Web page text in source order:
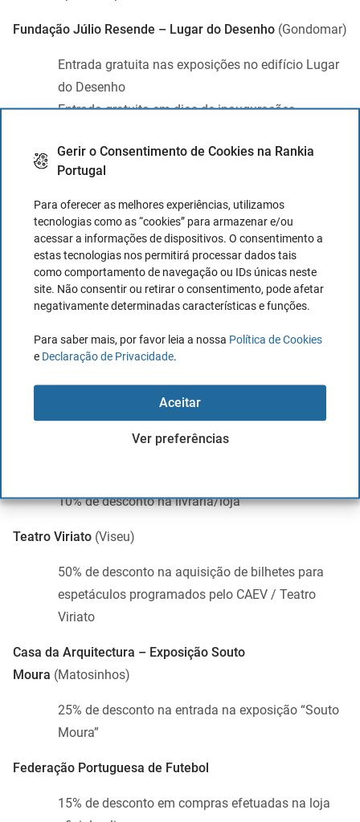
Gerir o Consentimento de Cookies na Rankia
Portugal
Para oferecer as melhores experiências, utilizamos
tecnologias como as “cookies” para armazenar e/ou
acessar a informações de dispositivos. O consentimento a
estas tecnologias nos permitirá processar dados tais
como comportamento de navegação ou IDs únicas neste
site. Não consentir ou retirar o consentimento, pode afetar
negativamente determinadas características e funções.
Para saber mais, por favor leia a nossa Política de Cookies
e Declaração de Privacidade
Aceitar
Ver preferências
Fundação Júlio Resende – Lugar do Desenho (Gondomar)
Entrada gratuita nas exposições no edifício Lugar
do Desenho
Entrada gratuita em dias de inaugurações
50% desconto na visita à casa-atelier Júlio
Resende
Fundação Pauleta (Ponta Delgada)
30% de desconto na Taxa de Inscrição da escola
de futebol
Festival Música Coimbra(Coimbra)
3€ de desconto por bilhete para pagamentos
realizados com cartões BPI
(Porto)
15% de desconto na entrada da Casa de São
10% de desconto na livraria/loja
Teatro Viriato (Viseu)
50% de desconto na aquisição de bilhetes para
espetáculos programados pelo CAEV / Teatro
Viriato
Casa da Arquitectura – Exposição Souto
Moura (Matosinhos)
25% de desconto na entrada na exposição “Souto
Moura”
Federação Portuguesa de Futebol
15% de desconto em compras efetuadas na loja